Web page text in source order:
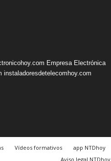
Empresa Electrónica
instaladoresdetelecomhoy.com
Vídeos formativos
app NTDhoy
Aviso legal NTDhoy